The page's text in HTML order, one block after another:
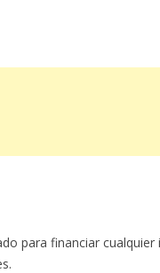
para financiar